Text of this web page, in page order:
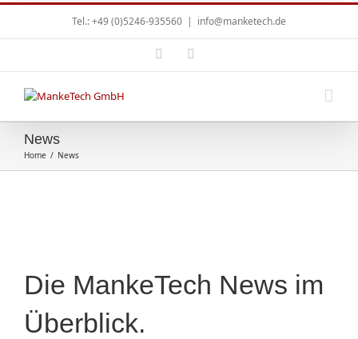
Tel.: +49 (0)5246-935560 | info@manketech.de
News
Home / News
Die MankeTech News im
Überblick.